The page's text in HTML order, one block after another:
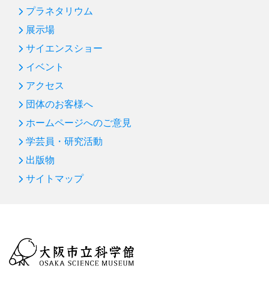
プラネタリウム
展示場
サイエンスショー
イベント
アクセス
団体のお客様へ
ホームページへのご意見
学芸員・研究活動
出版物
サイトマップ